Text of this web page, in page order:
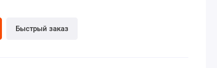
Быстрый заказ